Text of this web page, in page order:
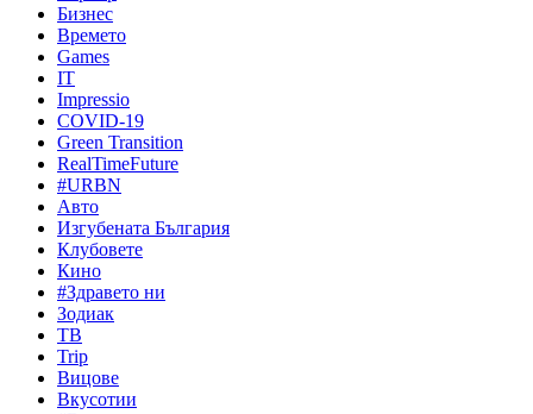
Бизнес
Времето
Games
IT
Impressio
COVID-19
Green Transition
RealTimeFuture
#URBN
Авто
Изгубената България
Клубовете
Кино
#Здравето ни
Зодиак
ТВ
Trip
Вицове
Вкусотии